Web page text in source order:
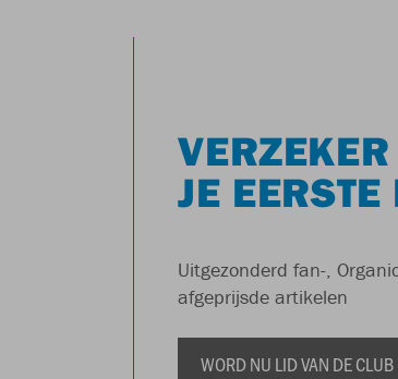
JE
Uitgezonderd fan-,
afgeprijsde artikelen
WORD NU LID VAN DE CLUB